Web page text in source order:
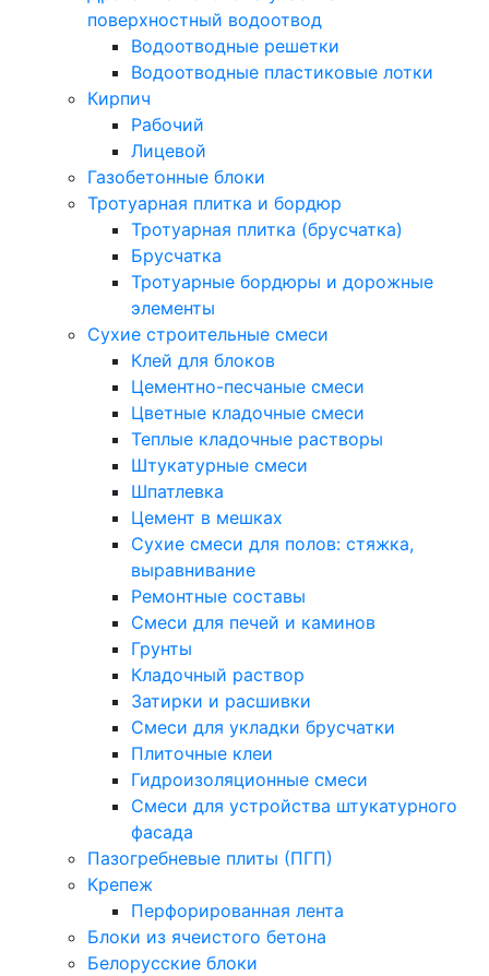
поверхностный водоотвод
Водоотводные решетки
Водоотводные пластиковые лотки
Кирпич
Рабочий
Лицевой
Газобетонные блоки
Тротуарная плитка и бордюр
Тротуарная плитка (брусчатка)
Брусчатка
Тротуарные бордюры и дорожные
элементы
Сухие строительные смеси
Клей для блоков
Цементно-песчаные смеси
Цветные кладочные смеси
Теплые кладочные растворы
Штукатурные смеси
Шпатлевка
Цемент в мешках
Сухие смеси для полов: стяжка,
выравнивание
Ремонтные составы
Смеси для печей и каминов
Грунты
Кладочный раствор
Затирки и расшивки
Смеси для укладки брусчатки
Плиточные клеи
Гидроизоляционные смеси
Смеси для устройства штукатурного
фасада
Пазогребневые плиты (ПГП)
Крепеж
Перфорированная лента
Блоки из ячеистого бетона
Белорусские блоки